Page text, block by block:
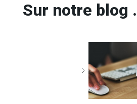
Sur notre blog